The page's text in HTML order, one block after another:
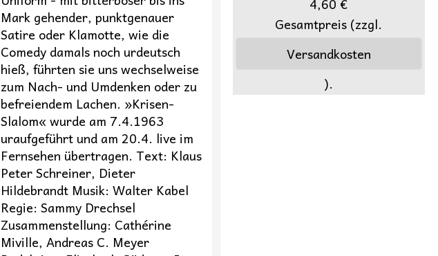
Mark gehender, punktgenauer
Satire oder Klamotte, wie die
Comedy damals noch urdeutsch
hieß, führten sie uns wechselweise
zum Nach- und Umdenken oder zu
befreiendem Lachen. »Krisen-
Slalom« wurde am 7.4.1963
uraufgeführt und am 20.4. live im
Fernsehen übertragen. Text: Klaus
Peter Schreiner, Dieter
Hildebrandt Musik: Walter Kabel
Regie: Sammy Drechsel
Zusammenstellung: Cathérine
Miville, Andreas C. Meyer
Gesamtpreis (zzgl.
Versandkosten
).